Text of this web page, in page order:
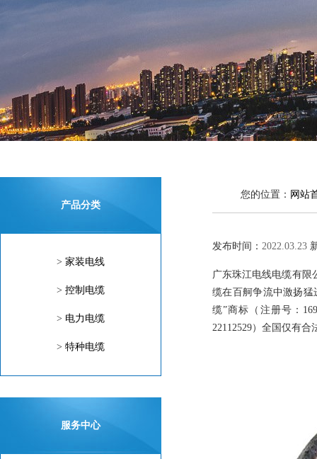
产品分类
> 家装电线
> 控制电缆
> 电力电缆
> 特种电缆
服务中心
您的位置： 网站
发布时间： 2022.03.23
广东珠江电线电缆有限
缆在百舸争流中激扬猛
缆”商标（注册号：
22112529）全国仅有合